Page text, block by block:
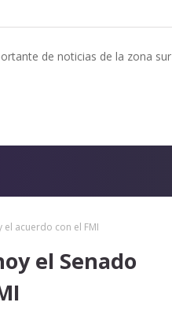
de noticias de la zona sur
acuerdo con el FMI
el Senado